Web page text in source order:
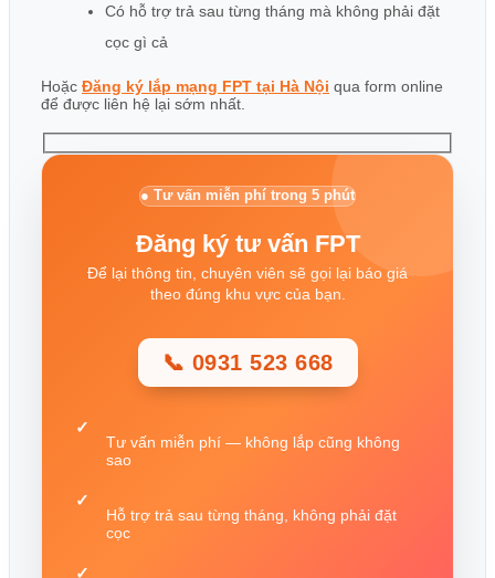
Có hỗ trợ trả sau từng tháng mà không phải đặt
cọc gì cả
Hoặc Đăng ký lắp mạng FPT tại Hà Nội qua form online
để được liên hệ lại sớm nhất.
● Tư vấn miễn phí trong 5 phút
Đăng ký tư vấn FPT
Để lại thông tin, chuyên viên sẽ gọi lại báo giá
theo đúng khu vực của bạn.
📞 0931 523 668
Tư vấn miễn phí — không lắp cũng không
sao
Hỗ trợ trả sau từng tháng, không phải đặt
cọc